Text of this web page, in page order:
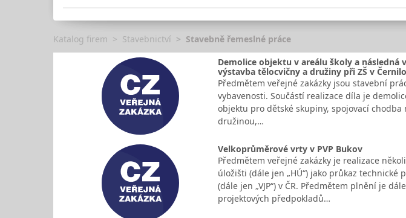
Katalog firem Stavebnictví Stavebně řemeslné práce
Demolice objektu v areálu školy a
výstavba tělocvičny a družiny při ZŠ v
Předmětem veřejné zakázky jsou stavební
vybavenosti. Součástí realizace díla je
objektu pro dětské skupiny, spojovací
družinou,…
Velkoprůměrové vrty v PVP Bukov
Předmětem veřejné zakázky je realizace
úložišti (dále jen „HÚ“) jako průkaz
(dále jen „VJP“) v ČR. Předmětem plnění je
projektových předpokladů…